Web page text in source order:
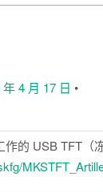
4 月 17 日 •
的 USB TFT（